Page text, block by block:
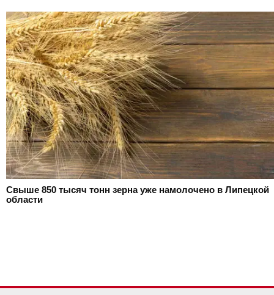
Свыше 850 тысяч тонн зерна уже намолочено в Липецкой
области